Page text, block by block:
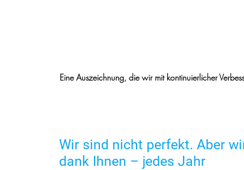
Eine Auszeichnung, die wir mit kontinuierlicher
Wir sind nicht perfekt. Aber
dank Ihnen – jedes Jahr